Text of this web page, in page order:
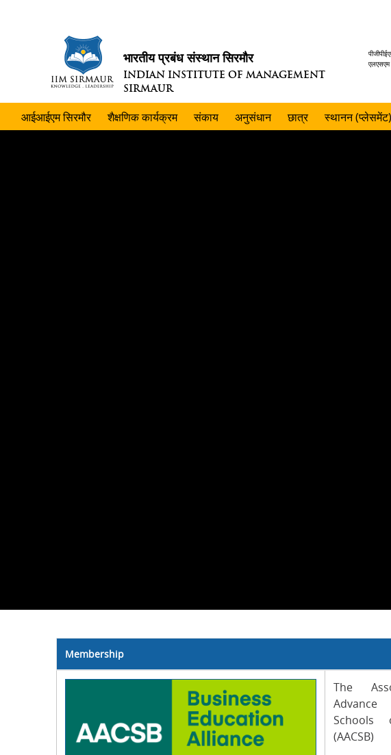
भारतीय प्रबंध संस्थान सिरमौर
INDIAN INSTITUTE OF MANAGEMENT
SIRMAUR
एलएसएम
आईआईएम सिरमौर शैक्षणिक कार्यक्रम संकाय अनुसंधान छात्र स्थानन (प्लेसमेंट)
Membership
The
Schools
(AACSB)